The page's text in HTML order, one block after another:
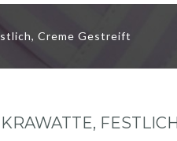
Creme Gestreift
KRAWATTE,